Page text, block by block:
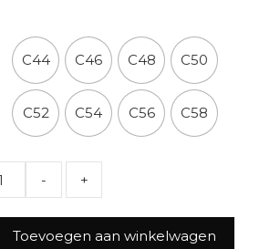
C44 C46 C48 C50
C52 C54 C56 C58
Toevoegen aan winkelwagen